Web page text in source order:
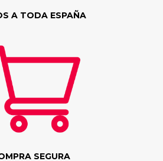
A TODA ESPAÑA
SEGURA